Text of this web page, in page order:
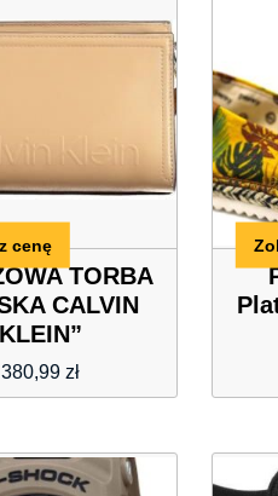
TORBA
CALVIN
KLEIN”
380,99 zł
cenę